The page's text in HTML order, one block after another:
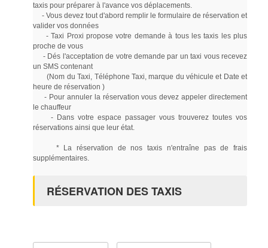
taxis pour préparer à l'avance vos déplacements.
- Vous devez tout d'abord remplir le formulaire de réservation et
valider vos données
- Taxi Proxi propose votre demande à tous les taxis les plus
proche de vous
- Dés l'acceptation de votre demande par un taxi vous recevez
un SMS contenant
(Nom du Taxi, Téléphone Taxi, marque du véhicule et Date et
heure de réservation )
- Pour annuler la réservation vous devez appeler directement
le chauffeur
- Dans votre espace passager vous trouverez toutes vos
réservations ainsi que leur état.
* La réservation de nos taxis n'entraîne pas de frais
supplémentaires.
RÉSERVATION DES TAXIS